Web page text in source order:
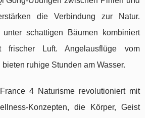
die Verbindung zur Natur.
unter schattigen Bäumen kombiniert
frischer Luft. Angelausflüge vom
ruhige Stunden am Wasser.
France 4 Naturisme revolutioniert mit
Konzepten, die Körper, Geist